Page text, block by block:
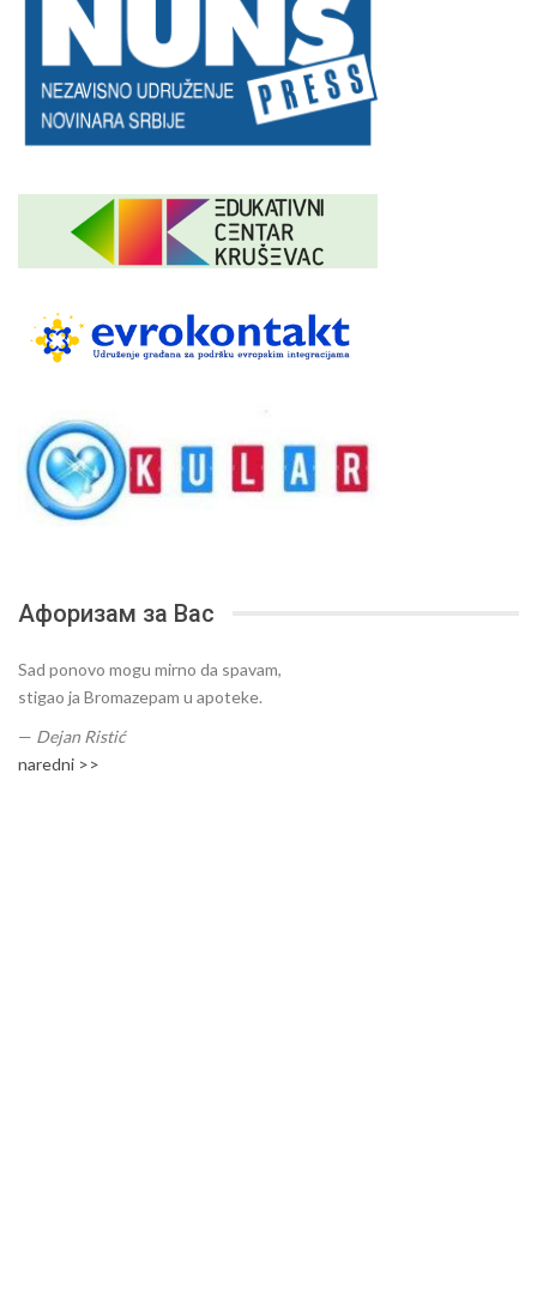
Афоризам за Вас
Sad ponovo mogu mirno da spavam,
stigao ja Bromazepam u apoteke.
— Dejan Ristić
naredni >>